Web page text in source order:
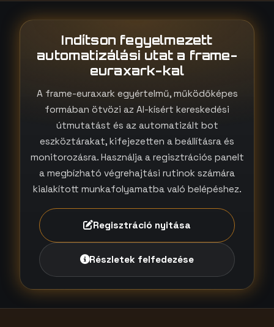
Indítson fegyelmezett
automatizálási utat a frame-
euraxark-kal
A frame-euraxark egyértelmű, működőképes
formában ötvözi az AI-kísért kereskedési
útmutatást és az automatizált bot
eszköztárakat, kifejezetten a beállításra és
monitorozásra. Használja a regisztrációs panelt
a megbízható végrehajtási rutinok számára
kialakított munkafolyamatba való belépéshez.
Regisztráció nyitása
Részletek felfedezése